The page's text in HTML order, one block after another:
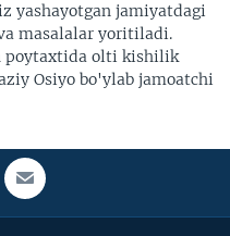
yashayotgan jamiyatdagi
masalalar yoritiladi.
poytaxtida olti kishilik
Osiyo bo'ylab jamoatchi